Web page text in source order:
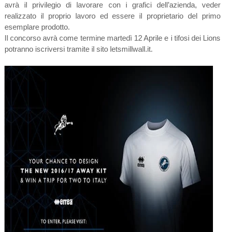
avrà il privilegio di lavorare con i grafici dell’azienda, veder
realizzato il proprio lavoro ed essere il proprietario del primo
esemplare prodotto.
Il concorso avrà come termine martedì 12 Aprile e i tifosi dei Lions
potranno iscriversi tramite il sito letsmillwall.it.